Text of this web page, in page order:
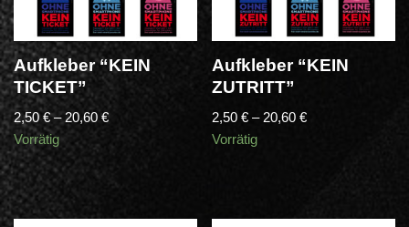
Aufkleber “KEIN
TICKET”
2,50 € – 20,60 €
Vorrätig
Aufkleber “KEIN
ZUTRITT”
2,50€ – 20,60€
Vorrätig